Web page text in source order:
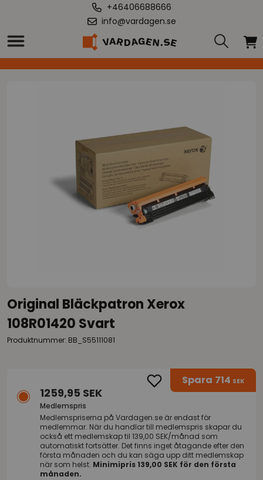
+46406688666
info@vardagen.se
Hem
Original Bläckpatron Xerox
108R01420 Svart
Produktnummer: BB_S55111081
Spara 714 SEK
1259,95 SEK
Medlemspris
Medlemspriserna på Vardagen.se är endast för
medlemmar. När du handlar till medlemspris skapar du
också ett medlemskap til 139,00 SEK/månad som
automatiskt fortsätter. Det finns inget åtagande efter den
första månaden och du kan säga upp ditt medlemskap
när som helst. Minimipris 139,00 SEK för den första
månaden.